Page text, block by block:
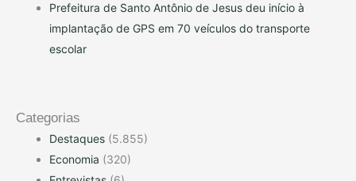
Prefeitura de Santo Antônio de Jesus deu início à
implantação de GPS em 70 veículos do transporte
escolar
Categorias
Destaques (5.855)
Economia (320)